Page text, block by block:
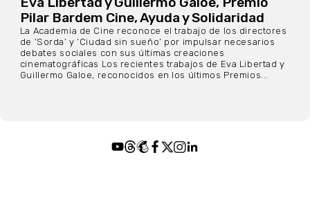
Pilar Bardem Cine, Ayuda y Solidaridad
La Academia de Cine reconoce el trabajo de los directores
de ‘Sorda’ y ‘Ciudad sin sueño’ por impulsar necesarios
debates sociales con sus últimas creaciones
cinematográficas Los recientes trabajos de Eva Libertad y
Guillermo Galoe, reconocidos en los últimos Premios...